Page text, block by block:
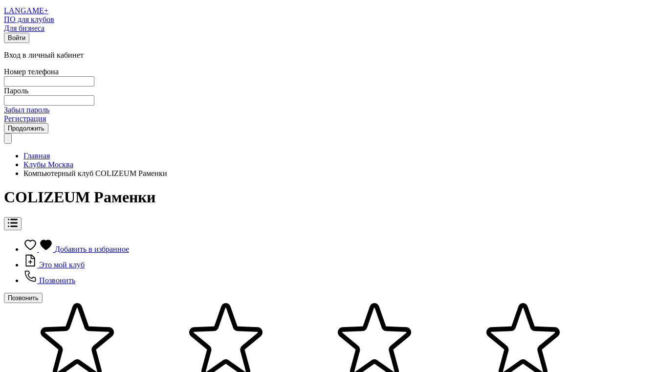
LANGAME+
ПО для клубов
Для бизнеса
Войти
Вход в личный кабинет
Номер телефона
Пароль
Забыл пароль
Регистрация
Продолжить
Главная
Клубы Москва
Компьютерный клуб COLIZEUM Раменки
COLIZEUM Раменки
Добавить в избранное
Это мой клуб
Позвонить
Позвонить